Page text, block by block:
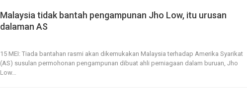
Malaysia tidak bantah pengampunan Jho Low, itu urusan
dalaman AS
15 MEI: Tiada bantahan rasmi akan dikemukakan Malaysia terhadap Amerika Syarikat
(AS) susulan permohonan pengampunan dibuat ahli perniagaan dalam buruan, Jho
Low…